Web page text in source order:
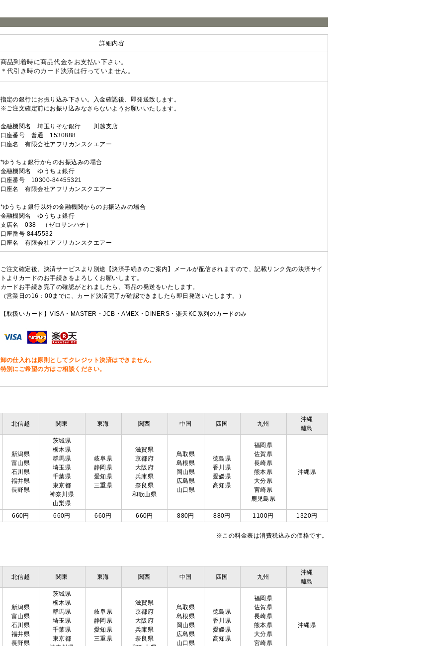
詳細内容
商品到着時に商品代金をお支払い下さい。
＊代引き時のカード決済は行っていません。
指定の銀行にお振り込み下さい。入金確認後、即発送致します。
※ご注文確定前にお振り込みなさらないようお願いいたします。
金融機関名 埼玉りそな銀行 川越支店
口座番号 普通 1530888
口座名 有限会社アフリカンスクエアー
*ゆうちょ銀行からのお振込みの場合
金融機関名 ゆうちょ銀行
口座番号 10300-84455321
口座名 有限会社アフリカンスクエアー
*ゆうちょ銀行以外の金融機関からのお振込みの場合
金融機関名 ゆうちょ銀行
支店名 038 （ゼロサンハチ）
口座番号 8445532
口座名 有限会社アフリカンスクエアー
ご注文確定後、決済サービスより別途【決済手続きのご案内】メールが配信されますので、記載リンク先の決済サイ
トよりカードのお手続きをよろしくお願いします。
カードお手続き完了の確認がとれましたら、商品の発送をいたします。
（営業日の16：00までに、カード決済完了が確認できましたら即日発送いたします。）
【取扱いカード】VISA・MASTER・JCB・AMEX・DINERS・楽天KC系列のカードのみ
卸の仕入れは原則としてクレジット決済はできません。
特別にご希望の方はご相談ください。
北信越 関東 東海 関西 中国 四国 九州
沖縄
離島
新潟県
富山県
石川県
福井県
長野県
茨城県
栃木県
群馬県
埼玉県
千葉県
東京都
神奈川県
山梨県
岐阜県
静岡県
愛知県
三重県
滋賀県
京都府
大阪府
兵庫県
奈良県
和歌山県
鳥取県
島根県
岡山県
広島県
山口県
徳島県
香川県
愛媛県
高知県
福岡県
佐賀県
長崎県
熊本県
大分県
宮崎県
鹿児島県
沖縄県
660円 660円 660円 660円 880円 880円 1100円 1320円
※この料金表は消費税込みの価格です。
北信越 関東 東海 関西 中国 四国 九州
沖縄
離島
新潟県
富山県
石川県
福井県
長野県
茨城県
栃木県
群馬県
埼玉県
千葉県
東京都
岐阜県
静岡県
愛知県
三重県
滋賀県
京都府
大阪府
兵庫県
奈良県
鳥取県
島根県
岡山県
広島県
山口県
徳島県
香川県
愛媛県
高知県
福岡県
佐賀県
長崎県
熊本県
大分県
宮崎県
沖縄県